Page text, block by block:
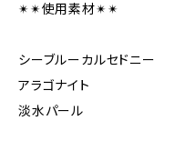
✴︎✴︎使用素材✴︎✴︎
シーブルーカルセドニー
アラゴナイト
淡水パール